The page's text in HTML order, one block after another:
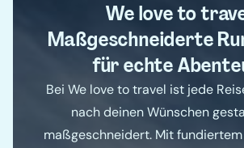
We love to
Maßgeschneiderte
für echte
Bei We love to travel ist jede
nach deinen Wünschen
maßgeschneidert. Mit